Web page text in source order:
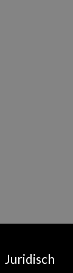
Juridisch